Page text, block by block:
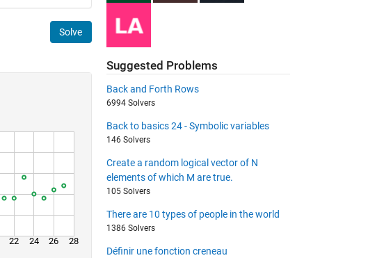
Solve
22 24 26 28
Suggested Problems
Back and Forth Rows
6994 Solvers
Back to basics 24 - Symbolic variables
146 Solvers
Create a random logical vector of N
elements of which M are true.
105 Solvers
There are 10 types of people in the world
1386 Solvers
Définir une fonction creneau